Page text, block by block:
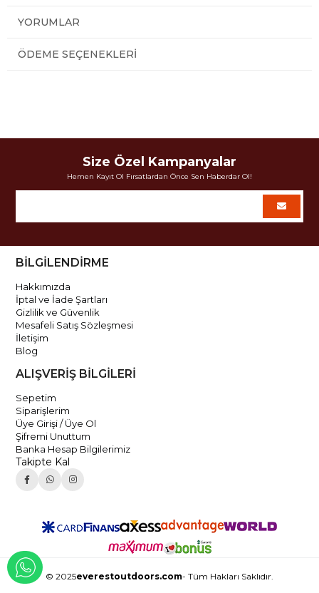
YORUMLAR
ÖDEME SEÇENEKLERI
Size Özel Kampanyalar
Hemen Kayıt Ol Fırsatlardan Önce Sen Haberdar Ol!
BİLGİLENDİRME
Hakkımızda
İptal ve İade Şartları
Gizlilik ve Güvenlik
Mesafeli Satış Sözleşmesi
İletişim
Blog
ALIŞVERİŞ BİLGİLERİ
Sepetim
Siparişlerim
Üye Girişi / Üye Ol
Şifremi Unuttum
Banka Hesap Bilgilerimiz
Takipte Kal
© 2025everestoutdoors.com- Tüm Hakları Saklıdır.